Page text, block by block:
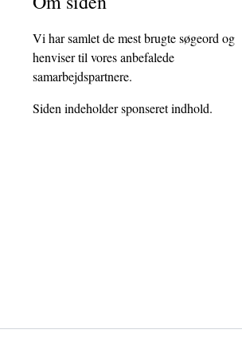
Vi har samlet de mest brugte søgeord og
henviser til vores anbefalede
samarbejdspartnere.
Siden indeholder sponseret indhold.